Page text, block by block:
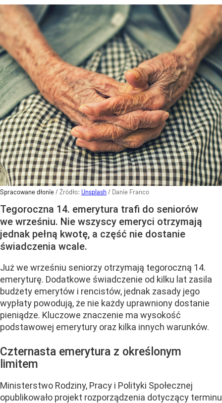
Spracowane dłonie/ Źródło: Unsplash / Danie Franco
Tegoroczna 14. emerytura trafi do seniorów
we wrześniu. Nie wszyscy emeryci otrzymają
jednak pełną kwotę, a część nie dostanie
świadczenia wcale.
Już we wrześniu seniorzy otrzymają tegoroczną 14.
emeryturę. Dodatkowe świadczenie od kilku lat zasila
budżety emerytów i rencistów, jednak zasady jego
wypłaty powodują, że nie każdy uprawniony dostanie
pieniądze. Kluczowe znaczenie ma wysokość
podstawowej emerytury oraz kilka innych warunków.
Czternasta emerytura z określonym
limitem
Ministerstwo Rodziny, Pracy i Polityki Społecznej
opublikowało projekt rozporządzenia dotyczący terminu